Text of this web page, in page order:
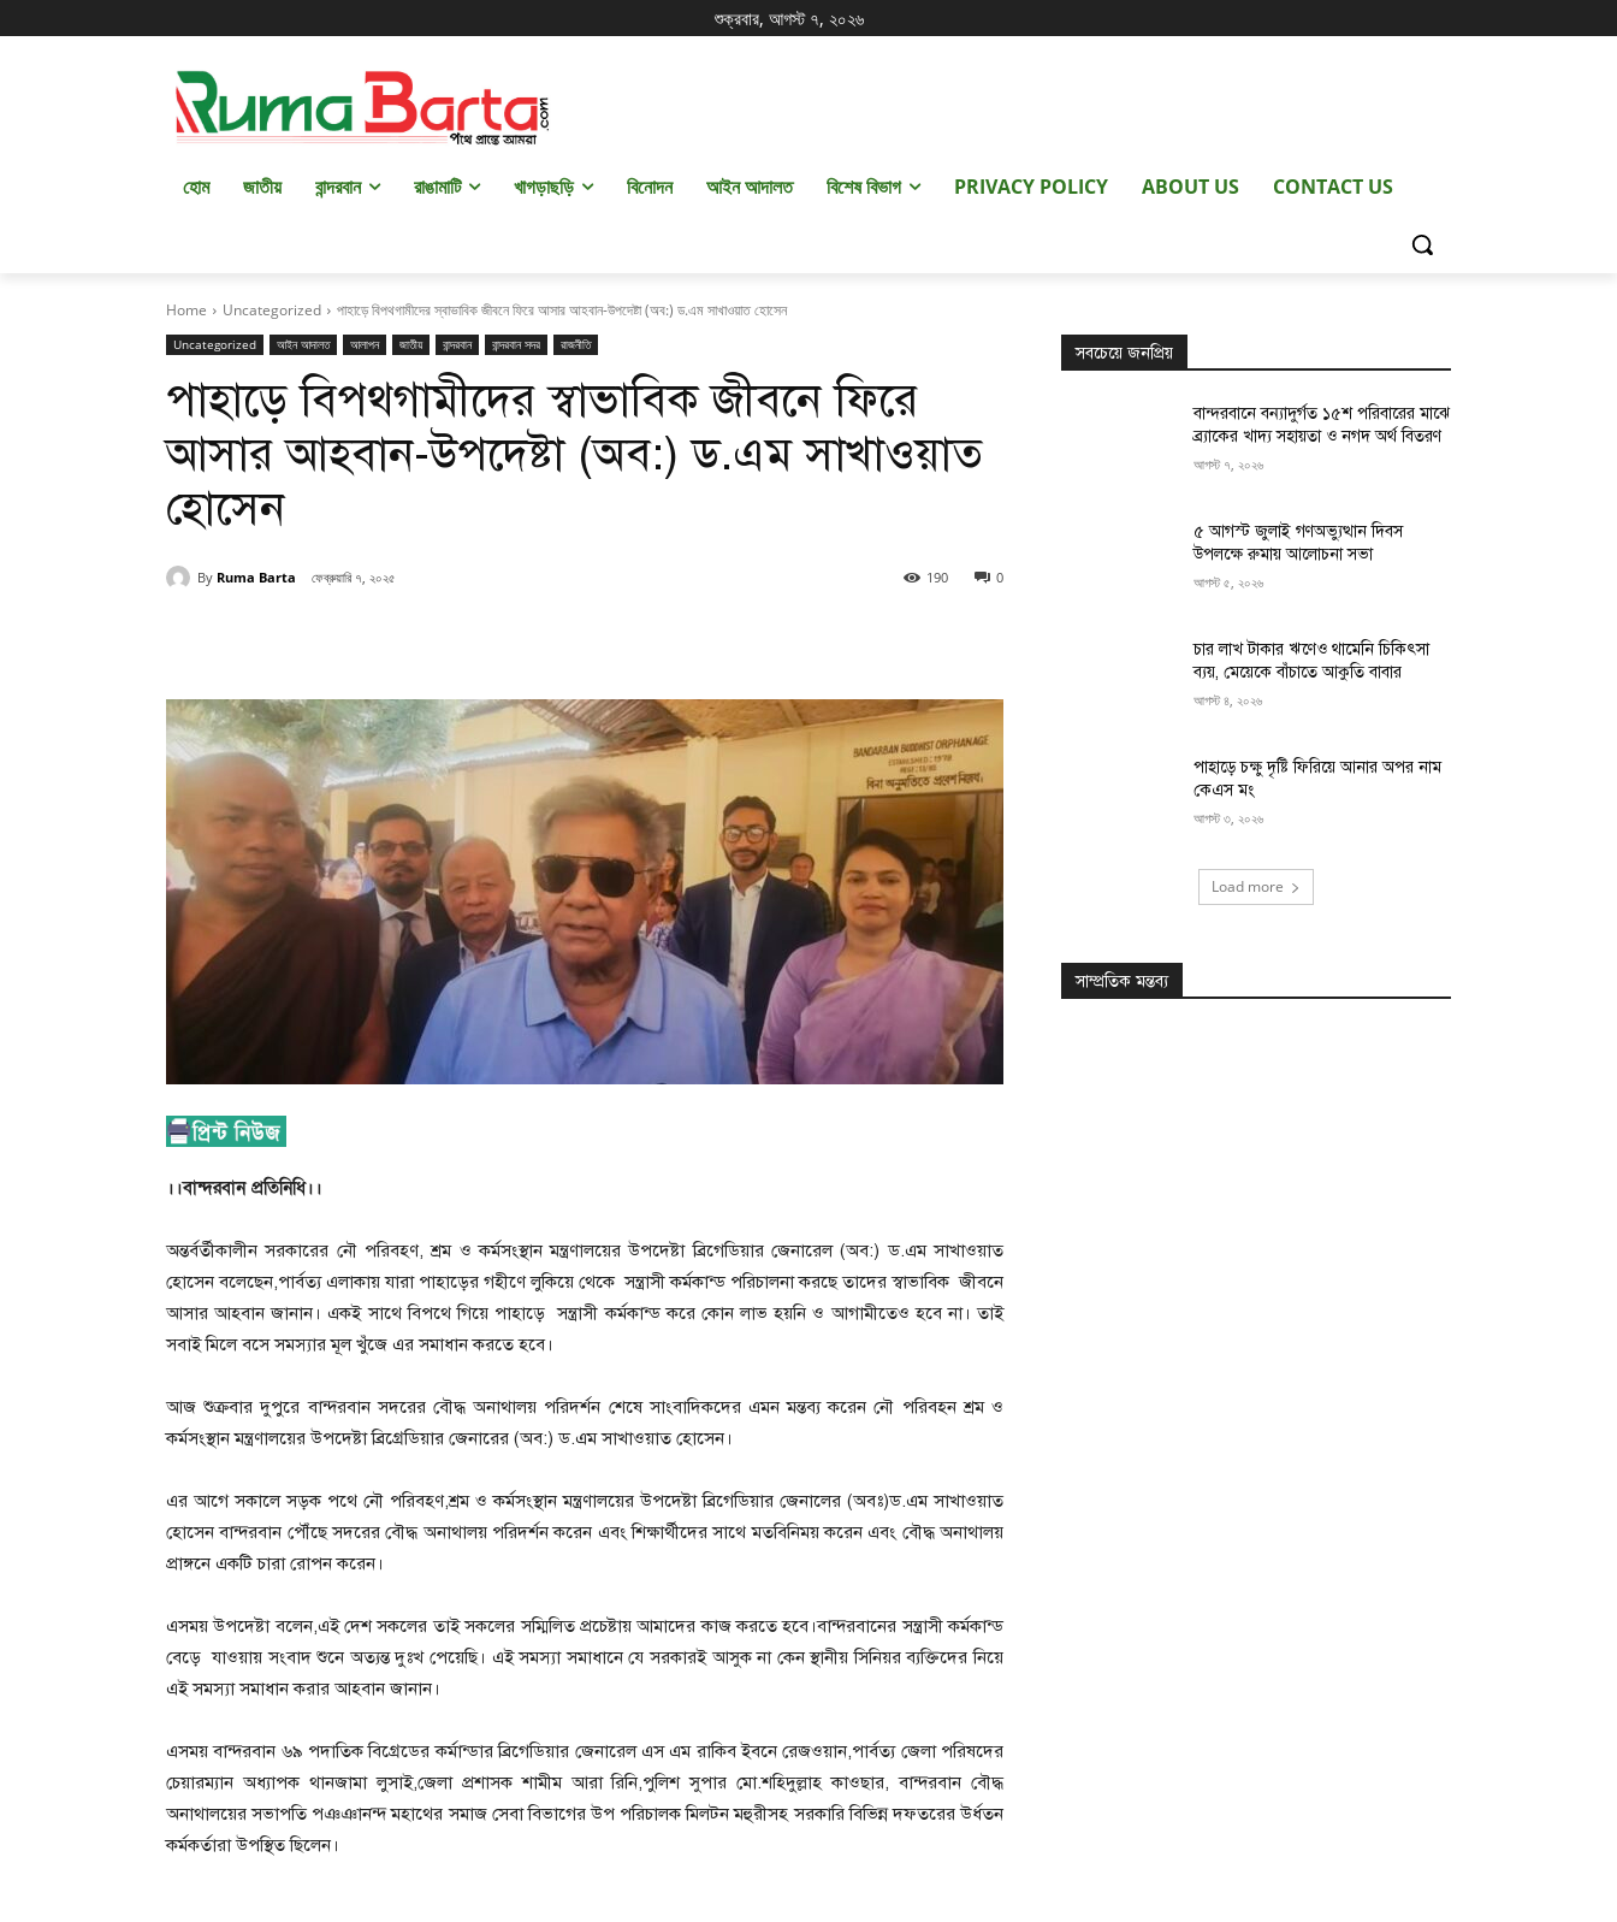
শুক্রবার, আগস্ট ৭, ২০২৬
হোম জাতীয় বান্দরবান রাঙামাটি খাগড়াছড়ি বিনোদন আইন আদালত বিশেষ বিভাগ PRIVACY POLICY ABOUT US CONTACT US
Home Uncategorized পাহাড়ে বিপথগামীদের স্বাভাবিক জীবনে ফিরে আসার আহবান-উপদেষ্টা (অব:) ড.এম সাখাওয়াত হোসেন
Uncategorized আইন আদালত আলাপন জাতীয় বান্দরবান বান্দরবান সদর রাজনীতি
পাহাড়ে বিপথগামীদের স্বাভাবিক জীবনে ফিরে
আসার আহবান-উপদেষ্টা (অব:) ড.এম সাখাওয়াত
হোসেন
By Ruma Barta ফেব্রুয়ারি ৭, ২০২৫ 0
190
।।বান্দরবান প্রতিনিধি।।
অন্তর্বর্তীকালীন সরকারের নৌ পরিবহণ, শ্রম ও কর্মসংস্থান মন্ত্রণালয়ের উপদেষ্টা ব্রিগেডিয়ার জেনারেল (অব:) ড.এম সাখাওয়াত
হোসেন বলেছেন,পার্বত্য এলাকায় যারা পাহাড়ের গহীণে লুকিয়ে থেকে সন্ত্রাসী কর্মকান্ড পরিচালনা করছে তাদের স্বাভাবিক জীবনে
আসার আহবান জানান। একই সাথে বিপথে গিয়ে পাহাড়ে সন্ত্রাসী কর্মকান্ড করে কোন লাভ হয়নি ও আগামীতেও হবে না। তাই
সবাই মিলে বসে সমস্যার মূল খুঁজে এর সমাধান করতে হবে।
আজ শুক্রবার দুপুরে বান্দরবান সদরের বৌদ্ধ অনাথালয় পরিদর্শন শেষে সাংবাদিকদের এমন মন্তব্য করেন নৌ পরিবহন শ্রম ও
কর্মসংস্থান মন্ত্রণালয়ের উপদেষ্টা ব্রিগ্রেডিয়ার জেনারের (অব:) ড.এম সাখাওয়াত হোসেন।
এর আগে সকালে সড়ক পথে নৌ পরিবহণ,শ্রম ও কর্মসংস্থান মন্ত্রণালয়ের উপদেষ্টা ব্রিগেডিয়ার জেনালের (অবঃ)ড.এম সাখাওয়াত
হোসেন বান্দরবান পৌঁছে সদরের বৌদ্ধ অনাথালয় পরিদর্শন করেন এবং শিক্ষার্থীদের সাথে মতবিনিময় করেন এবং বৌদ্ধ অনাথালয়
প্রাঙ্গনে একটি চারা রোপন করেন।
এসময় উপদেষ্টা বলেন,এই দেশ সকলের তাই সকলের সম্মিলিত প্রচেষ্টায় আমাদের কাজ করতে হবে।বান্দরবানের সন্ত্রাসী কর্মকান্ড
বেড়ে যাওয়ায় সংবাদ শুনে অত্যন্ত দুঃখ পেয়েছি। এই সমস্যা সমাধানে যে সরকারই আসুক না কেন স্থানীয় সিনিয়র ব্যক্তিদের নিয়ে
এই সমস্যা সমাধান করার আহবান জানান।
এসময় বান্দরবান ৬৯ পদাতিক বিগ্রেডের কর্মান্ডার ব্রিগেডিয়ার জেনারেল এস এম রাকিব ইবনে রেজওয়ান,পার্বত্য জেলা পরিষদের
চেয়ারম্যান অধ্যাপক থানজামা লুসাই,জেলা প্রশাসক শামীম আরা রিনি,পুলিশ সুপার মো.শহিদুল্লাহ কাওছার, বান্দরবান বৌদ্ধ
অনাথালয়ের সভাপতি পঞঞানন্দ মহাথের সমাজ সেবা বিভাগের উপ পরিচালক মিলটন মহুরীসহ সরকারি বিভিন্ন দফতরের উর্ধতন
কর্মকর্তারা উপস্থিত ছিলেন।
সবচেয়ে জনপ্রিয়
বান্দরবানে বন্যাদুর্গত ১৫শ পরিবারের মাঝে
ব্র্যাকের খাদ্য সহায়তা ও নগদ অর্থ বিতরণ
আগস্ট ৭, ২০২৬
৫ আগস্ট জুলাই গণঅভ্যুত্থান দিবস
উপলক্ষে রুমায় আলোচনা সভা
আগস্ট ৫, ২০২৬
চার লাখ টাকার ঋণেও থামেনি চিকিৎসা
ব্যয়, মেয়েকে বাঁচাতে আকুতি বাবার
আগস্ট ৪, ২০২৬
পাহাড়ে চক্ষু দৃষ্টি ফিরিয়ে আনার অপর নাম
কেএস মং
আগস্ট ৩, ২০২৬
Load more
সাম্প্রতিক মন্তব্য